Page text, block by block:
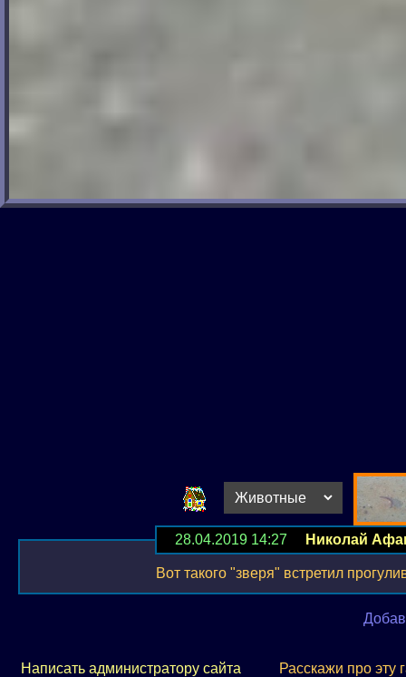
28.04.2019 14:27 Николай
Вот такого "зверя" встретил
Написать администратору сайта Расскажи про эту